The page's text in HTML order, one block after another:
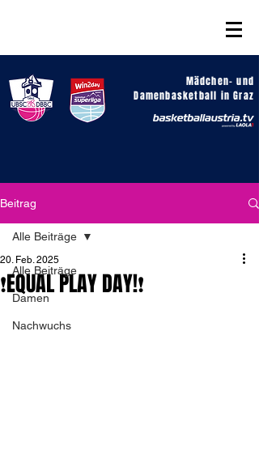
Mädchen- und
Damenbasketball in Graz
Beitrag
Alle Beiträge
Damen
Nachwuchs
Alle Beiträge
❗️EQUAL PLAY DAY!❗️
20. Feb. 2025